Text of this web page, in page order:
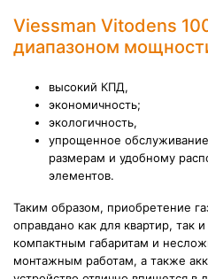
Viessman Vitodens
диапазоном
высокий КПД,
экономичность;
экологичность,
упрощенное
размерам и удобному
элементов.
Таким образом, приобретение
оправдано как для квартир, так
компактным габаритам и
монтажным работам, а также